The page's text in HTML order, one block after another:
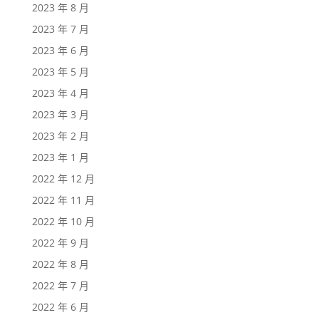
2023 年 8 月
2023 年 7 月
2023 年 6 月
2023 年 5 月
2023 年 4 月
2023 年 3 月
2023 年 2 月
2023 年 1 月
2022 年 12 月
2022 年 11 月
2022 年 10 月
2022 年 9 月
2022 年 8 月
2022 年 7 月
2022 年 6 月